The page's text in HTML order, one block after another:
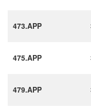
473.APP
475.APP
479.APP